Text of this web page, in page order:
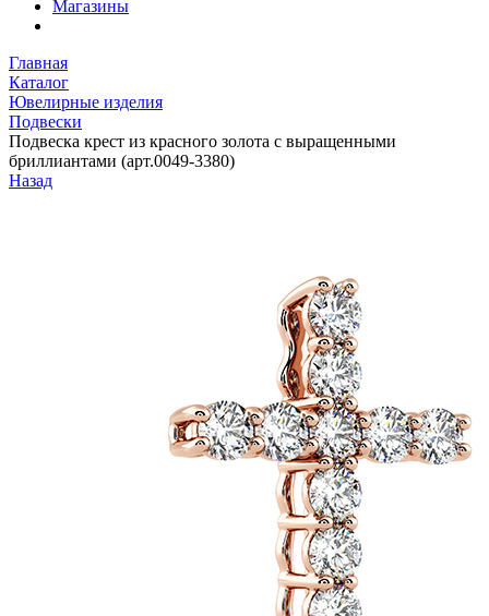
Магазины
Главная
Каталог
Ювелирные изделия
Подвески
Подвеска крест из красного золота с выращенными
бриллиантами (арт.0049-3380)
Назад